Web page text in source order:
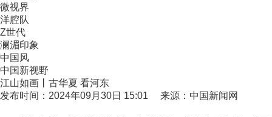
微视界
洋腔队
Z世代
澜湄印象
中国风
中国新视野
江山如画丨古华夏 看河东
发布时间：2024年09月30日 15:01 来源：中国新闻网